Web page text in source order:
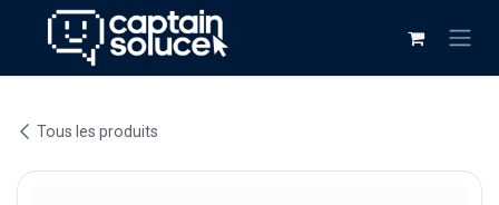
Se rendre au contenu
Tous les produits